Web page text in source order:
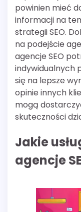
powinien mieć
informacji na
strategii SEO.
na podejście
agencje SEO
indywidualnych
się na lepsze
opinie innych
mogą
skuteczności
Jakie
agencje